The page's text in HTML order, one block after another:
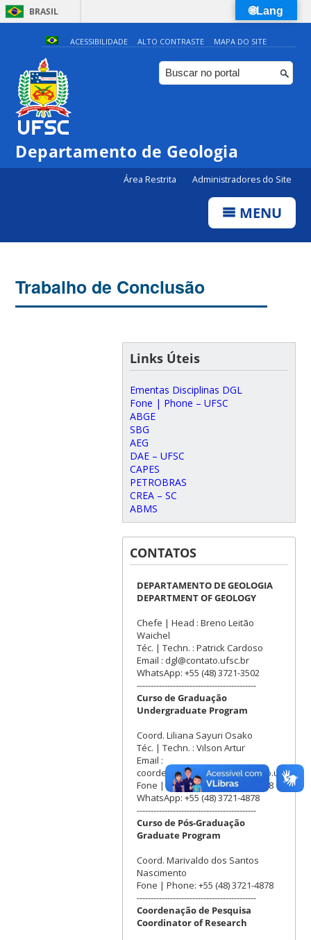
BRASIL
Simplifique!
Comunica BR
Participe
Canais
ACESSIBILIDADE ALTO CONTRASTE MAPA DO SITE
Departamento de Geologia
Área Restrita Administradores do Site
MENU
Trabalho de Conclusão
Links Úteis
Ementas Disciplinas DGL
Fone | Phone – UFSC
ABGE
SBG
AEG
DAE – UFSC
CAPES
PETROBRAS
CREA – SC
ABMS
CONTATOS
DEPARTAMENTO DE GEOLOGIA
DEPARTMENT OF GEOLOGY
Chefe | Head : Breno Leitão
Waichel
Téc. | Techn. : Patrick Cardoso
Email : dgl@contato.ufsc.br
WhatsApp: +55 (48) 3721-3502
-------------------------------------------
Curso de Graduação
Undergraduate Program
Coord. Liliana Sayuri Osako
Téc. | Techn. : Vilson Artur
Email :
coordenacao.geologia@contato.ufsc.br
Fone | Phone: +55 (48) 3721-4878
WhatsApp: +55 (48) 3721-4878
-------------------------------------------
Curso de Pós-Graduação
Graduate Program
Coord. Marivaldo dos Santos
Nascimento
Fone | Phone: +55 (48) 3721-4878
-------------------------------------------
Coordenação de Pesquisa
Coordinator of Research
🌐Lang